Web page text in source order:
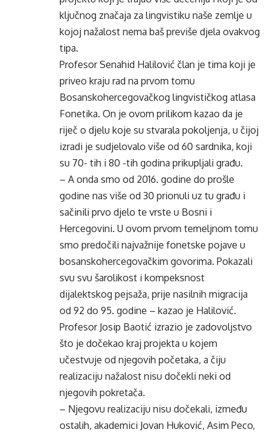
ključnog značaja za lingvistiku naše zemlje u
kojoj nažalost nema baš previše djela ovakvog
tipa.
Profesor Senahid Halilović član je tima koji je
priveo kraju rad na prvom tomu
Bosanskohercegovačkog lingvističkog atlasa
Fonetika. On je ovom prilikom kazao da je
riječ o djelu koje su stvarala pokoljenja, u čijoj
izradi je sudjelovalo više od 60 sardnika, koji
su 70- tih i 80 -tih godina prikupljali građu.
– A onda smo od 2016. godine do prošle
godine nas više od 30 prionuli uz tu građu i
sačinili prvo djelo te vrste u Bosni i
Hercegovini. U ovom prvom temeljnom tomu
smo predočili najvažnije fonetske pojave u
bosanskohercegovačkim govorima. Pokazali
svu svu šarolikost i kompeksnost
dijalektskog pejsaža, prije nasilnih migracija
od 92 do 95. godine – kazao je Halilović.
Profesor Josip Baotić izrazio je zadovoljstvo
što je dočekao kraj projekta u kojem
učestvuje od njegovih početaka, a čiju
realizaciju nažalost nisu dočekli neki od
njegovih pokretača.
– Njegovu realizaciju nisu dočekali, između
ostalih, akademici Jovan Huković, Asim Peco,